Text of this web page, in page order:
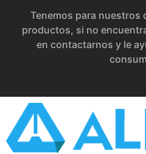
Tenemos para nuestros
productos, si no
en contactarnos y le